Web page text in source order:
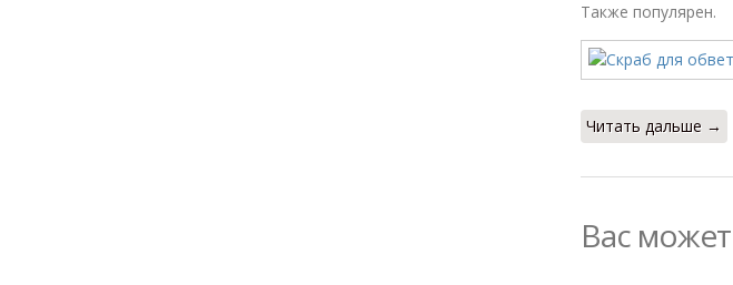
Также популярен.
Читать дальше →
Вас